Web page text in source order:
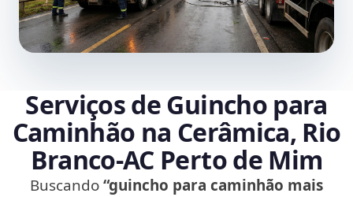
Serviços de Guincho para
Caminhão na Cerâmica, Rio
Branco‑AC Perto de Mim
Buscando“guincho para caminhão mais